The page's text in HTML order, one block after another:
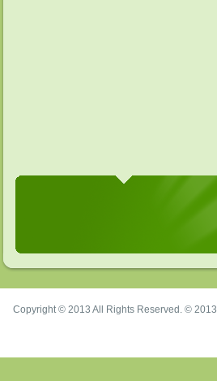
Copyright © 2013 All Rights Reserved. © 2013